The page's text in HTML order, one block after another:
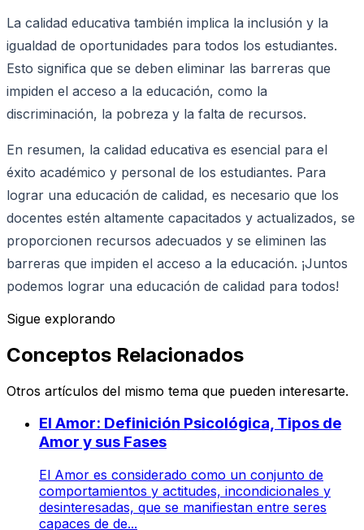
La calidad educativa también implica la inclusión y la
igualdad de oportunidades para todos los estudiantes.
Esto significa que se deben eliminar las barreras que
impiden el acceso a la educación, como la
discriminación, la pobreza y la falta de recursos.
En resumen, la calidad educativa es esencial para el
éxito académico y personal de los estudiantes. Para
lograr una educación de calidad, es necesario que los
docentes estén altamente capacitados y actualizados, se
proporcionen recursos adecuados y se eliminen las
barreras que impiden el acceso a la educación. ¡Juntos
podemos lograr una educación de calidad para todos!
Sigue explorando
Conceptos Relacionados
Otros artículos del mismo tema que pueden interesarte.
El Amor: Definición Psicológica, Tipos de
Amor y sus Fases
El Amor es considerado como un conjunto de
comportamientos y actitudes, incondicionales y
desinteresadas, que se manifiestan entre seres
capaces de de...